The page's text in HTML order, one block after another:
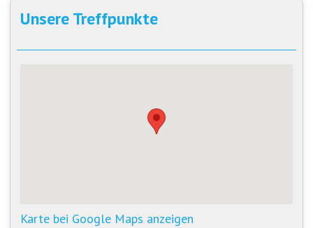
Unsere Treffpunkte
Karte bei Google Maps anzeigen